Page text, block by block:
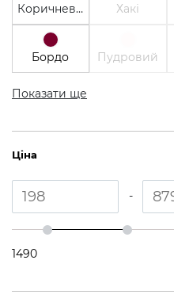
Коричневий Хакі
Бордо Пудровий
Показати ще
Ціна
-
1490